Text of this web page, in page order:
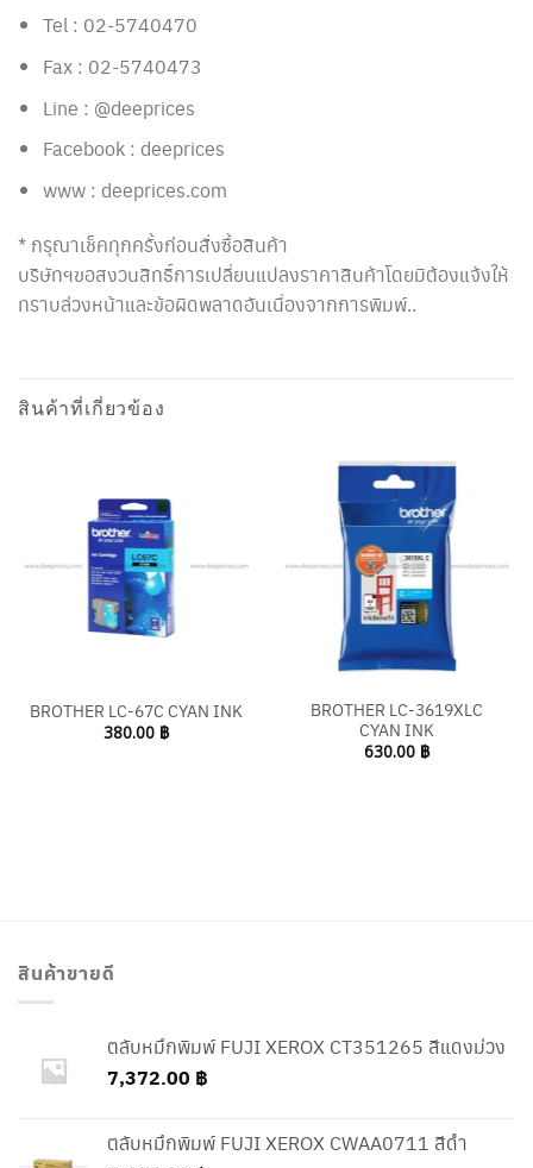
Tel : 02-5740470
Fax : 02-5740473
Line : @deeprices
Facebook : deeprices
www : deeprices.com
* กรุณาเช็คทุกครั้งก่อนสั่งซื้อสินค้า
บริษัทฯขอสงวนสิทธิ์การเปลี่ยนแปลงราคาสินค้าโดยมิต้องแจ้งให้
ทราบล่วงหน้าและข้อผิดพลาดอันเนื่องจากการพิมพ์..
สินค้าที่เกี่ยวข้อง
BROTHER LC-67C CYAN INK
380.00 ฿
BROTHER LC-3619XLC
CYAN INK
630.00 ฿
สินค้าขายดี
ตลับหมึกพิมพ์ FUJI XEROX CT351265 สีแดงม่วง
7,372.00 ฿
ตลับหมึกพิมพ์ FUJI XEROX CWAA0711 สีดำ